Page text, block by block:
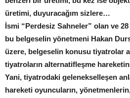
üretimi, duyuracağım sizlere…
İsmi “Perdesiz Sahneler” olan ve
bu belgeselin yönetmeni Hakan
üzere, belgeselin konusu tiyatrolar
tiyatroların alternatifleşme
Yani, tiyatrodaki gelenekselleşen
hareketi oyuncuların,